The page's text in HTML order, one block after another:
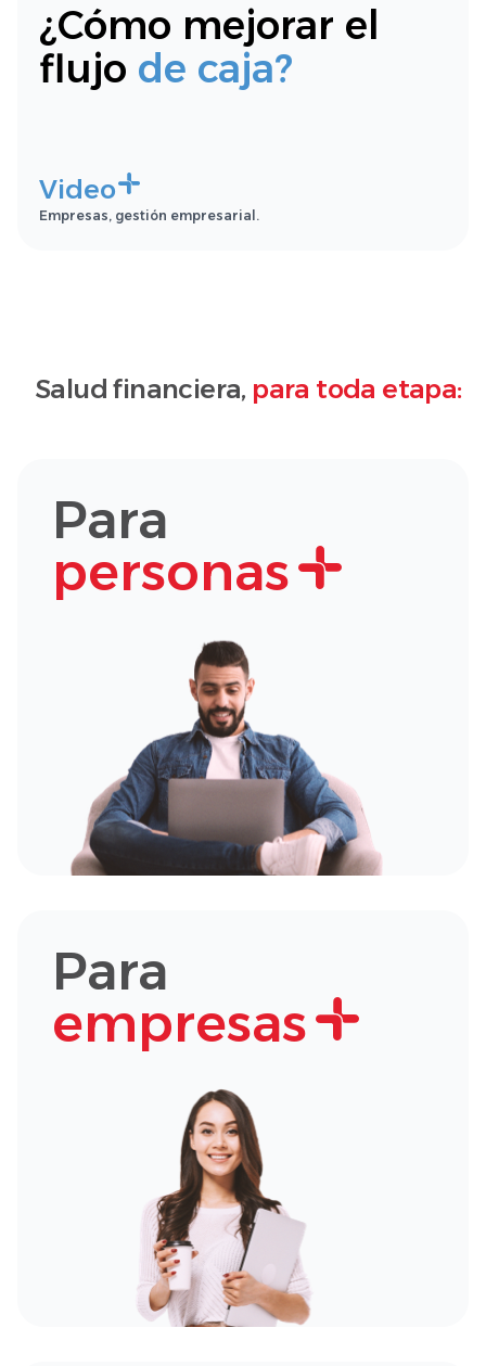
¿Cómo mejorar el
flujo de caja?
Video
Empresas, gestión empresarial.
Salud financiera, para toda etapa:
Para
personas
Para
empresas